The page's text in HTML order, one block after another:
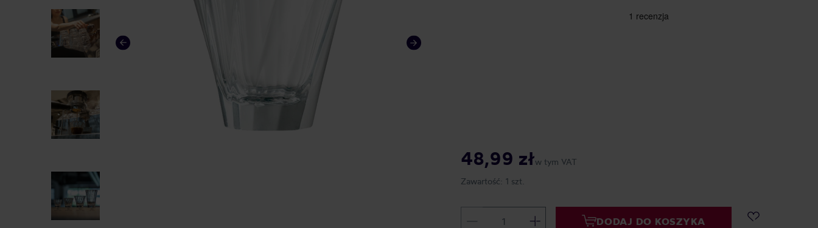
48,99 złw tym VAT
Zawartość: 1 szt.
DODAJ DO KOSZYKA